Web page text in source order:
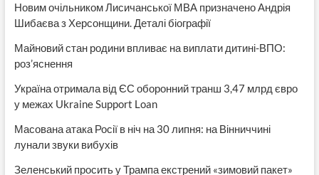
Новим очільником Лисичанської МВА призначено Андрія
Шибаєва з Херсонщини. Деталі біографії
Майновий стан родини впливає на виплати дитині-ВПО:
роз’яснення
Україна отримала від ЄС оборонний транш 3,47 млрд євро
у межах Ukraine Support Loan
Масована атака Росії в ніч на 30 липня: на Вінниччині
лунали звуки вибухів
Зеленський просить у Трампа екстрений «зимовий пакет»